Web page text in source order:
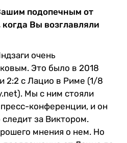
подопечным от
Вы возглавляли
очень
Это было в 2018
2:2 с Лацио в Риме (1/8
Мы с ним стояли
конференции, и он
следит за Виктором.
мнения о нем. Но